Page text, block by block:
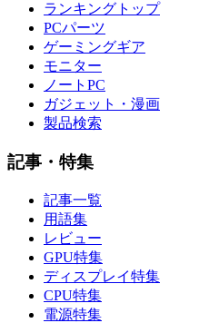
ランキングトップ
PCパーツ
ゲーミングギア
モニター
ノートPC
ガジェット・漫画
製品検索
記事・特集
記事一覧
用語集
レビュー
GPU特集
ディスプレイ特集
CPU特集
電源特集